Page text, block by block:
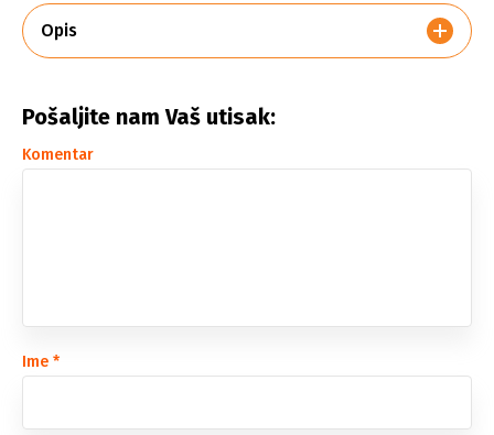
Opis
Pošaljite nam Vaš utisak:
Komentar
Ime *